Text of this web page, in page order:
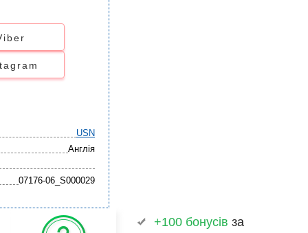
USN
Англія
07176-06_S000029
+100 бонусів за